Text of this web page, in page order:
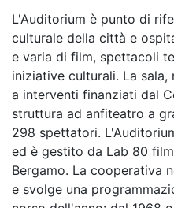
L'Auditorium è punto di
culturale della città e
e varia di film, spettacoli
iniziative culturali. La
a interventi finanziati dal
struttura ad anfiteatro a
298 spettatori.
ed è gestito da Lab 80
Bergamo. La cooperativa
e svolge una